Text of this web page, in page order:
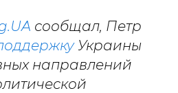
сообщал, Петр
Украины
направлений